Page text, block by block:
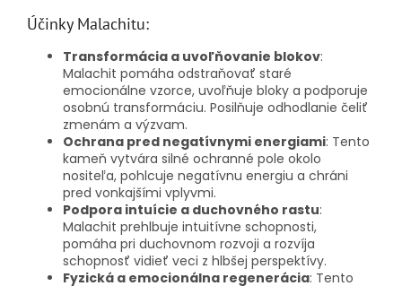
Účinky Malachitu:
Transformácia a uvoľňovanie blokov:
Malachit pomáha odstraňovať staré
emocionálne vzorce, uvoľňuje bloky a podporuje
osobnú transformáciu. Posilňuje odhodlanie čeliť
zmenám a výzvam.
Ochrana pred negatívnymi energiami: Tento
kameň vytvára silné ochranné pole okolo
nositeľa, pohlcuje negatívnu energiu a chráni
pred vonkajšími vplyvmi.
Podpora intuície a duchovného rastu:
Malachit prehlbuje intuitívne schopnosti,
pomáha pri duchovnom rozvoji a rozvíja
schopnosť vidieť veci z hlbšej perspektívy.
Fyzická a emocionálna regenerácia: Tento